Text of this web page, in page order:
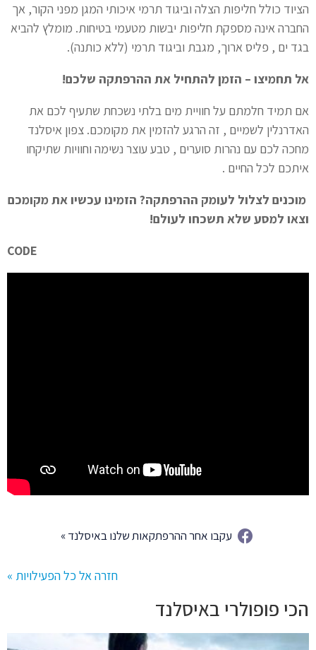
הציוד כולל חליפות הצלה וביגוד תרמי איכותי המגן מפני הקור, אך
החברה אינה מספקת חליפות יבשות מטעמי בטיחות. מומלץ להביא
בגד ים , פליס ארוך, מגבת וביגוד תרמי (ללא כותנה).
אל תחמיצו – הזמן להתחיל את ההרפתקה שלכם!
אם תמיד חלמתם על חוויית מים בלתי נשכחת שתעיף לכם את
האדרנלין לשמיים , זה הרגע להזמין את מקומכם. צפון איסלנד
מחכה לכם עם נהרות סוערים , טבע עוצר נשימה וחוויות שתיקחו
איתכם לכל החיים .
מוכנים לצלול לעומק ההרפתקה? הזמינו עכשיו את מקומכם
וצאו למסע שלא תשכחו לעולם!
CODE
עקבו אחר ההרפתקאות שלנו באיסלנד »
חזרה אל כל הפעילויות »
הכי פופולרי באיסלנד